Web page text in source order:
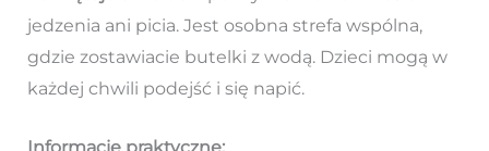
jedzenia ani picia. Jest osobna strefa wspólna,
gdzie zostawiacie butelki z wodą. Dzieci mogą w
każdej chwili podejść i się napić.